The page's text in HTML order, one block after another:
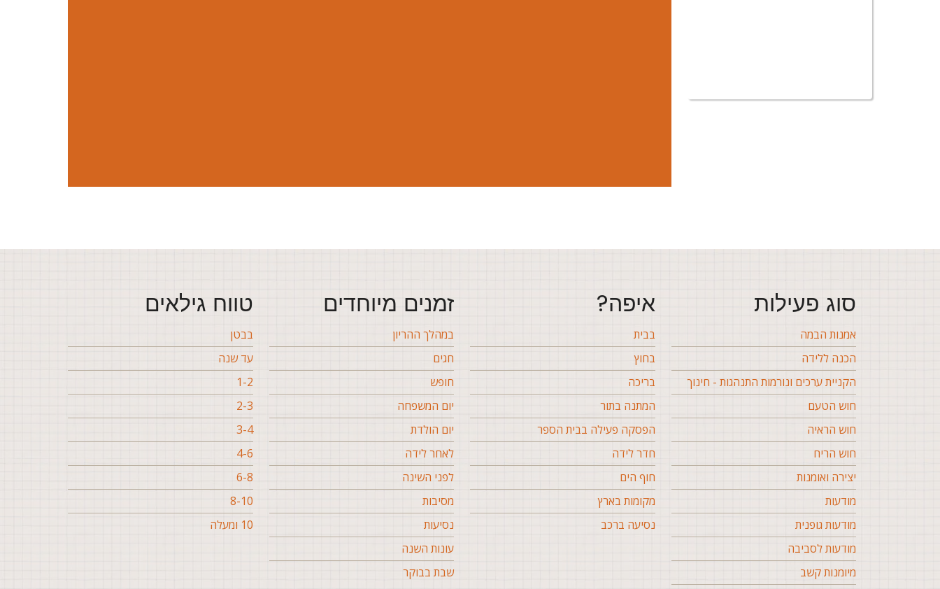
טווח גילאים
בבטן
עד שנה
1-2
2-3
3-4
4-6
6-8
8-10
10 ומעלה
זמנים מיוחדים
במהלך ההריון
חגים
חופש
יום המשפחה
יום הולדת
לאחר לידה
לפני השינה
מסיבות
נסיעות
עונות השנה
שבת בבוקר
איפה?
בבית
בחוץ
בריכה
המתנה בתור
הפסקה פעילה בבית הספר
חדר לידה
חוף הים
מקומות בארץ
נסיעה ברכב
סוג פעילות
אמנות הבמה
הכנה ללידה
הקניית ערכים ונורמות התנהגות - חינוך
חוש הטעם
חוש הראיה
חוש הריח
יצירה ואומנות
מודעות
מודעות גופנית
מודעות לסביבה
מיומנות קשב